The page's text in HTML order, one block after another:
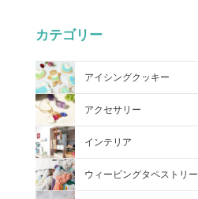
カテゴリー
アイシングクッキー
アクセサリー
インテリア
ウィービングタペストリー